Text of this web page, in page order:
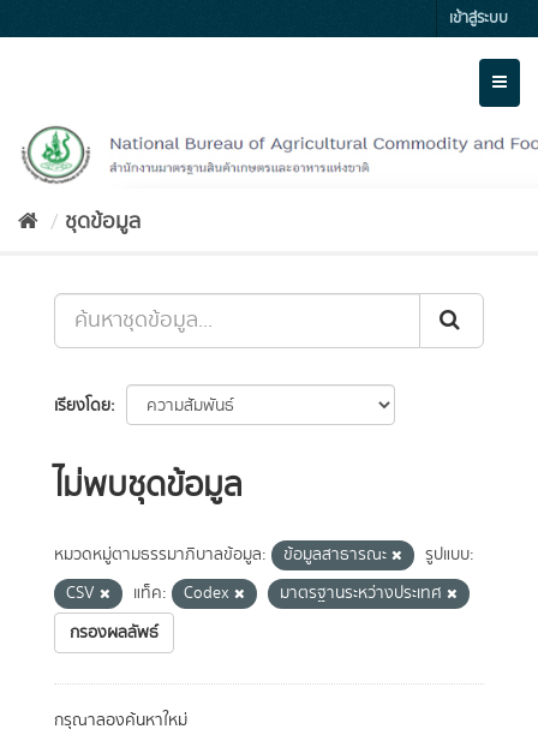
to
เข้าสู่ระบบ
ชุดข้อมูล
เรียงโดย
ไม่พบชุดข้อมูล
หมวดหมู่ตามธรรมาภิบาลข้อมูล: ข้อมูลสาธารณะ
รูปแบบ:
CSV
แท็ค: Codex
มาตรฐานระหว่างประเทศ
กรองผลลัพธ์
กรุณาลองค้นหาใหม่